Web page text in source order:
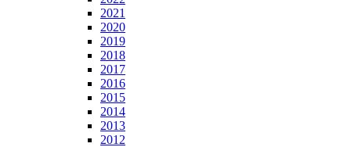
2021
2020
2019
2018
2017
2016
2015
2014
2013
2012